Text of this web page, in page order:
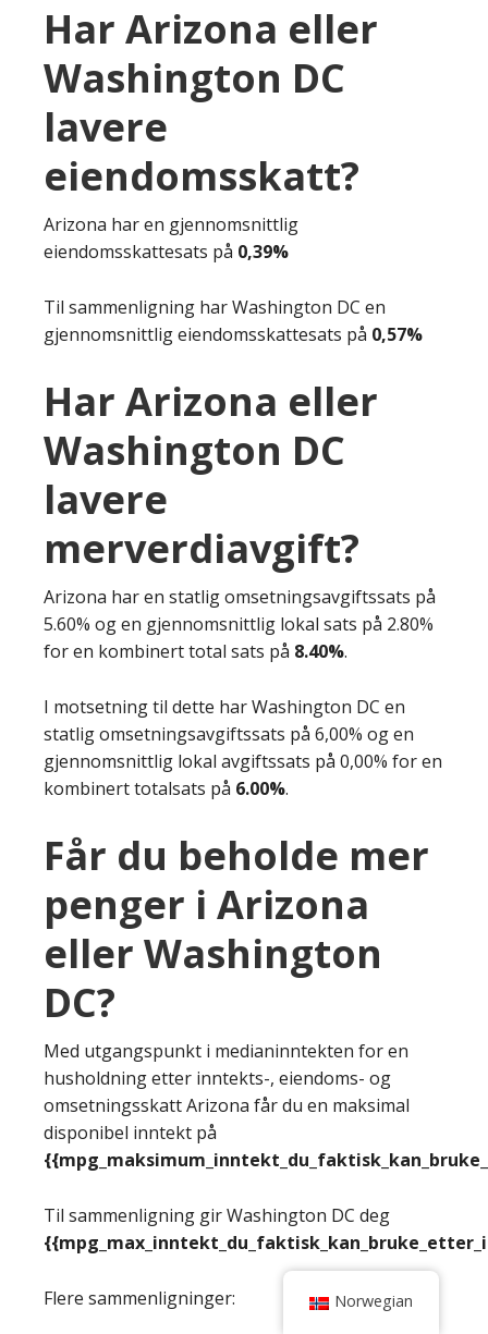
Har Arizona eller
Washington DC
lavere
eiendomsskatt?
Arizona har en gjennomsnittlig
eiendomsskattesats på 0,39%
Til sammenligning har Washington DC en
gjennomsnittlig eiendomsskattesats på 0,57%
Har Arizona eller
Washington DC
lavere
merverdiavgift?
Arizona har en statlig omsetningsavgiftssats på
5.60% og en gjennomsnittlig lokal sats på 2.80%
for en kombinert total sats på 8.40%.
I motsetning til dette har Washington DC en
statlig omsetningsavgiftssats på 6,00% og en
gjennomsnittlig lokal avgiftssats på 0,00% for en
kombinert totalsats på 6.00%.
Får du beholde mer
penger i Arizona
eller Washington
DC?
Med utgangspunkt i medianinntekten for en
husholdning etter inntekts-, eiendoms- og
omsetningsskatt Arizona får du en maksimal
disponibel inntekt på
Til sammenligning gir Washington DC deg
Flere sammenligninger: Norwegian